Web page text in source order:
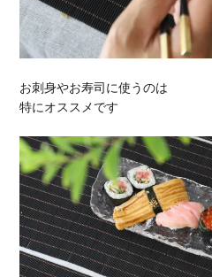
お刺身やお寿司に使うのは
特にオススメです